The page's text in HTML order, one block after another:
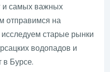
и самых важных
отправимся на
старые рынки
водопадов и
в Бурсе.